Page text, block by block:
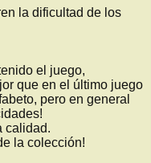
que en el último juego
pero en general